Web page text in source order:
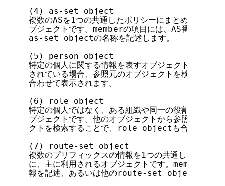
(4) as-set object
複数のASを1つの共通したポリシーにまとめて記述す
ブジェクトです。memberの項目には、AS番号のリ
as-set objectの名称を記述します。
(5) person object
特定の個人に関する情報を表すオブジェクトです。
されている場合、参照元のオブジェクトを検索す
合わせて表示されます。
(6) role object
特定の個人ではなく、ある組織や同一の役割を表す
ブジェクトです。他のオブジェクトから参照されて
クトを検索することで、role objectも合わせて表
(7) route-set object
複数のプリフィックスの情報を1つの共通したポリシ
に、主に利用されるオブジェクトです。memberの項
報を記述、あるいは他のroute-set objectの名称